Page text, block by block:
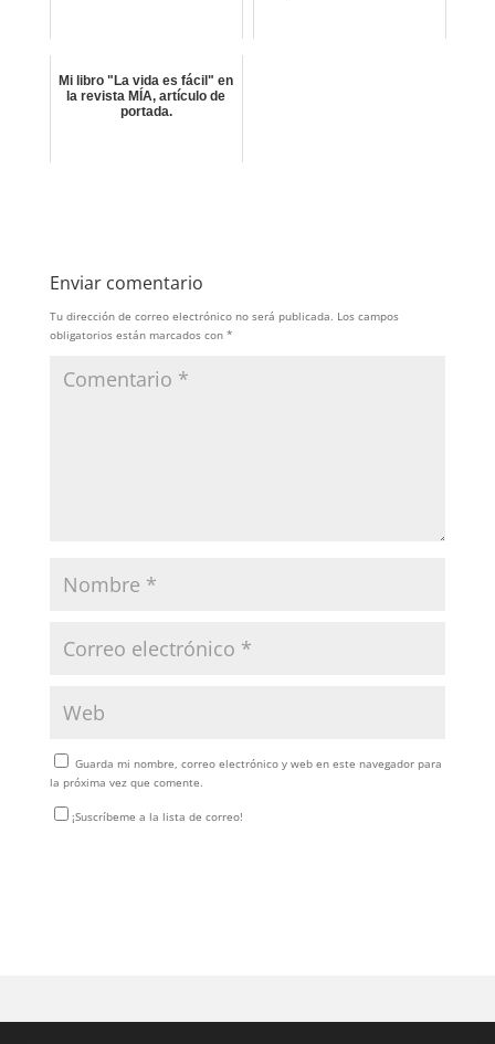
Mi libro "La vida es fácil" en
la revista MÍA, artículo de
portada.
Enviar comentario
Tu dirección de correo electrónico no será publicada. Los campos
obligatorios están marcados con *
Guarda mi nombre, correo electrónico y web en este navegador para
la próxima vez que comente.
¡Suscríbeme a la lista de correo!